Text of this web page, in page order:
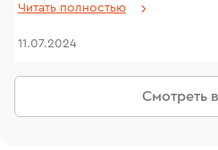
Смотреть
ювелирном гардеробе, который
собрать коллекцию украшений
Читать полностью
11.07.2024